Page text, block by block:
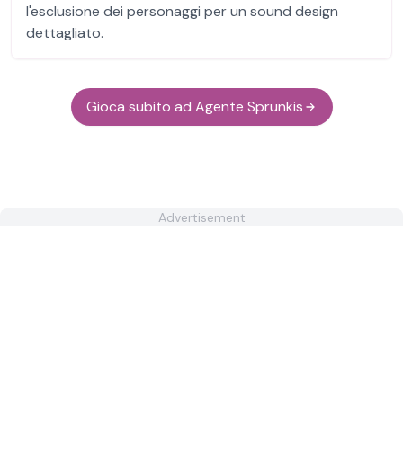
l'esclusione dei personaggi per un sound design
dettagliato.
Gioca subito ad Agente Sprunkis
Advertisement